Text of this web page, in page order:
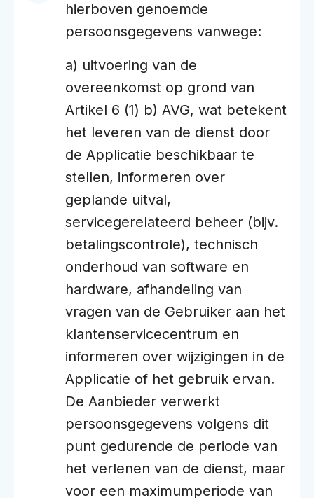
hierboven genoemde
persoonsgegevens vanwege:
a) uitvoering van de
overeenkomst op grond van
Artikel 6 (1) b) AVG, wat betekent
het leveren van de dienst door
de Applicatie beschikbaar te
stellen, informeren over
geplande uitval,
servicegerelateerd beheer (bijv.
betalingscontrole), technisch
onderhoud van software en
hardware, afhandeling van
vragen van de Gebruiker aan het
klantenservicecentrum en
informeren over wijzigingen in de
Applicatie of het gebruik ervan.
De Aanbieder verwerkt
persoonsgegevens volgens dit
punt gedurende de periode van
het verlenen van de dienst, maar
voor een maximumperiode van